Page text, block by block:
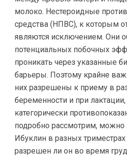
молоко. Нестероидные
средства (НПВС), к которым
являются исключением. Они
потенциальных побочных
проникать через указанные
барьеры. Поэтому крайне
них разрешены к приему в
беременности и при лактации,
категорически
подробно рассмотрим, можно
Ибуклин в разных
разрешен ли он во время